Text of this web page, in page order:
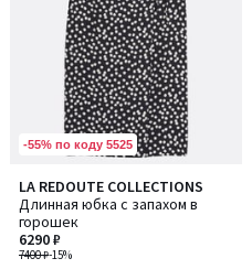
-55% по коду 5525
LA REDOUTE COLLECTIONS
Длинная юбка с запахом в
горошек
7400 ₽-15%
6290 ₽
4,9
/ 5